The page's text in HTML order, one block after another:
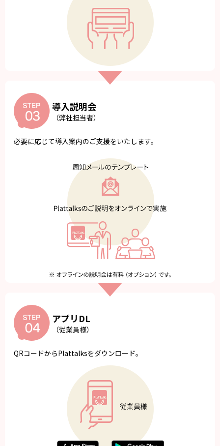
導入説明会
（弊社担当者）
必要に応じて導入案内のご支援をいたします。
アプリDL
（従業員様）
QRコードからPlattalksをダウンロード。